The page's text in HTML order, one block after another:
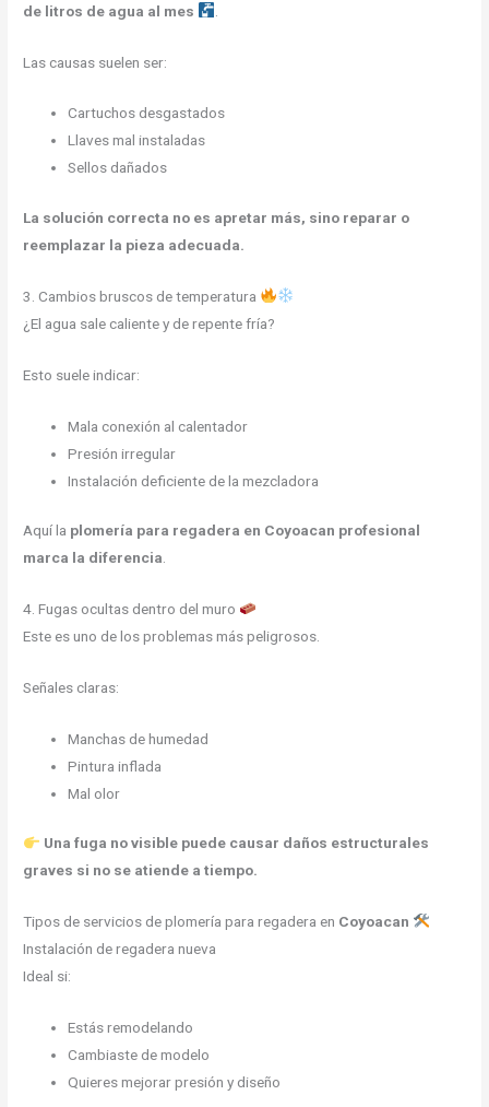
de litros de agua al mes
Las causas suelen ser:
Cartuchos desgastados
Llaves mal instaladas
Sellos dañados
La solución correcta no es apretar más, sino reparar o
reemplazar la pieza adecuada.
3. Cambios bruscos de temperatura
¿El agua sale caliente y de repente fría?
Esto suele indicar:
Mala conexión al calentador
Presión irregular
Instalación deficiente de la mezcladora
Aquí la plomería para regadera en Coyoacan profesional
marca la diferencia
4. Fugas ocultas dentro del muro
Este es uno de los problemas más peligrosos.
Señales claras:
Manchas de humedad
Pintura inflada
Mal olor
Una fuga no visible puede causar daños estructurales
graves si no se atiende a tiempo.
Tipos de servicios de plomería para regadera en Coyoacan
Instalación de regadera nueva
Ideal si:
Estás remodelando
Cambiaste de modelo
Quieres mejorar presión y diseño